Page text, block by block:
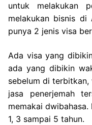
untuk melakukan
melakukan bisnis di
punya 2 jenis visa
Ada visa yang
ada yang dibikin
sebelum di
jasa penerjemah
memakai
1, 3 sampai 5 tahun.